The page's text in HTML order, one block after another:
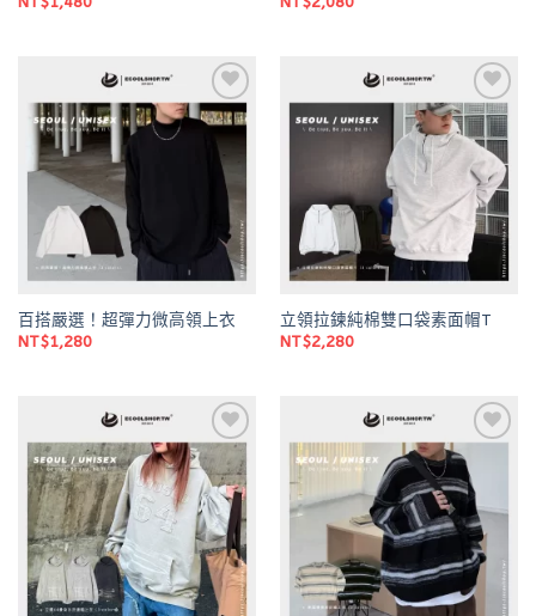
Add to
百搭嚴選！超彈力微高領上衣
NT$1,280
Add to
wishlist
立領拉鍊純棉雙口袋素面帽T
NT$2,280
Add to
wishlist
Add to
wishlist